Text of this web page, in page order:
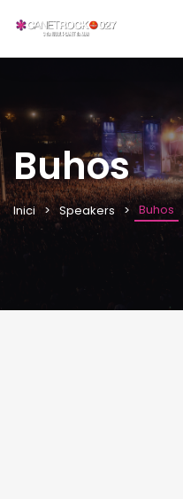
Buhos
Inici Speakers Buhos